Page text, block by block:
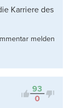
Karriere des
melden
93
0